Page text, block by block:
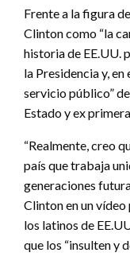
Frente a la figura
Clinton como “la
historia de EE.UU.
la Presidencia y,
servicio público”
Estado y ex
“Realmente, creo
país que trabaja
generaciones
Clinton en un vídeo
los latinos de
que los “insulten y